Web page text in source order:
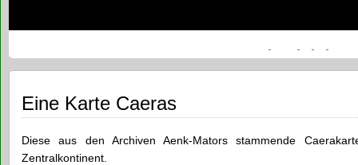
Eine Karte Caeras
Diese aus den Archiven Aenk-Mators stammende
Zentralkontinent.